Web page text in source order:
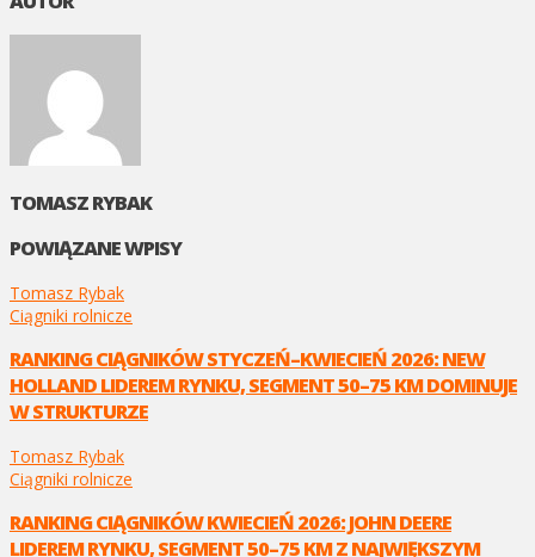
TOMASZ RYBAK
POWIĄZANE WPISY
Tomasz Rybak
Ciągniki rolnicze
RANKING CIĄGNIKÓW STYCZEŃ–KWIECIEŃ 2026: NEW
HOLLAND LIDEREM RYNKU, SEGMENT 50–75 KM DOMINUJE
W STRUKTURZE
Tomasz Rybak
Ciągniki rolnicze
RANKING CIĄGNIKÓW KWIECIEŃ 2026: JOHN DEERE
LIDEREM RYNKU, SEGMENT 50–75 KM Z NAJWIĘKSZYM